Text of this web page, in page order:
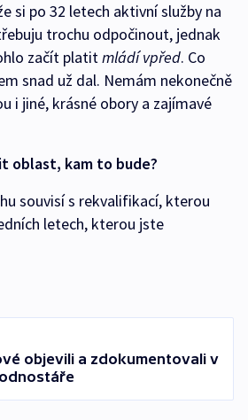
si po 32 letech aktivní služby na
trochu odpočinout, jednak
začít platitmládí vpřed. Co
snad už dal. Nemám nekonečně
i jiné, krásné obory a zajímavé
oblast, kam to bude?
souvisí s rekvalifikací, kterou
letech, kterou jste
objevili a zdokumentovali v